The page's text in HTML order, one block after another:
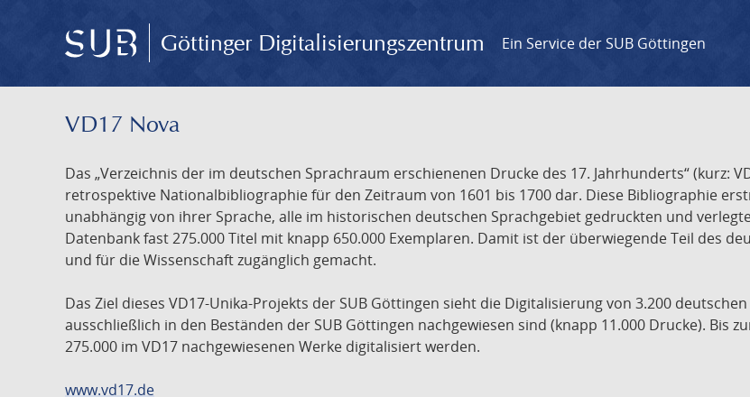
Göttinger Digitalisierungszentrum Ein Service der SUB Göttingen
VD17 Nova
Das „Verzeichnis der im deutschen Sprachraum erschienenen Drucke des 17. Jahrhunderts“ (kurz:
retrospektive Nationalbibliographie für den Zeitraum von 1601 bis 1700 dar. Diese Bibliographie
unabhängig von ihrer Sprache, alle im historischen deutschen Sprachgebiet gedruckten und
Datenbank fast 275.000 Titel mit knapp 650.000 Exemplaren. Damit ist der überwiegende Teil des
und für die Wissenschaft zugänglich gemacht.
Das Ziel dieses VD17-Unika-Projekts der SUB Göttingen sieht die Digitalisierung von 3.200
ausschließlich in den Beständen der SUB Göttingen nachgewiesen sind (knapp 11.000 Drucke). Bis
275.000 im VD17 nachgewiesenen Werke digitalisiert werden.
www.vd17.de